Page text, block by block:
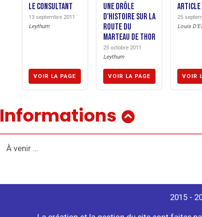
Le Consultant
13 septembre 2011
Leythum
VOIR LA PAGE
Une drôle
d'histoire sur la
route du
marteau de Thor
25 octobre 2011
Leythum
VOIR LA PAGE
Article
25
Louis
VOIR
Informations
À venir …
2015 -